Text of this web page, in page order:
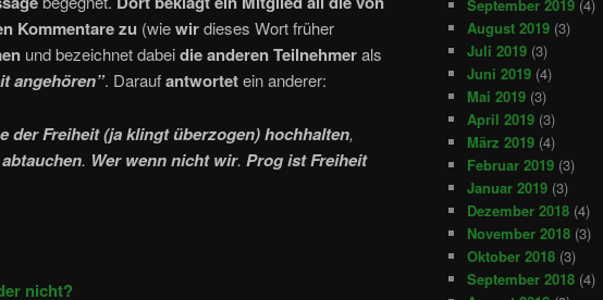
Kommentare zu (wiewirdieses Wort früher
und bezeichnet dabeidie anderen Teilnehmerals
angehören”. Daraufantwortetein anderer:
der Freiheit (ja klingt überzogen) hochhalten,
. Wer wenn nicht wir. Prog ist Freiheit
nicht?
September 2019 (4)
August 2019 (3)
Juli 2019 (3)
Juni 2019 (4)
Mai 2019 (3)
April 2019 (3)
März 2019 (4)
Februar 2019 (3)
Januar 2019 (3)
Dezember 2018 (4)
November 2018 (3)
Oktober 2018 (3)
September 2018 (4)